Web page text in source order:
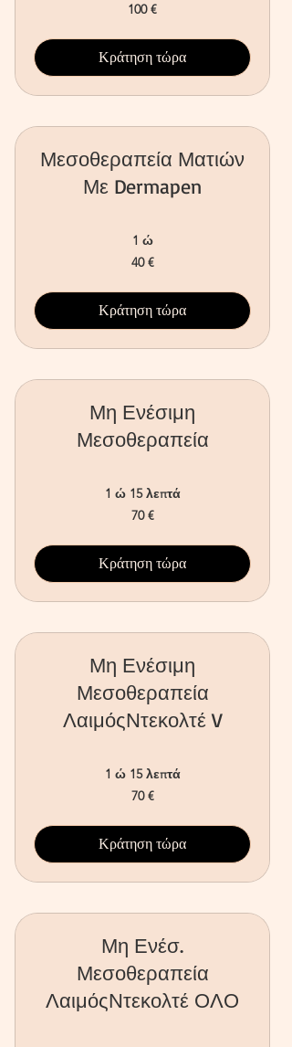
100 €
Κράτηση τώρα
Μεσοθεραπεία Ματιών
Με Dermapen
1 ώ
40 €
Κράτηση τώρα
Μη Ενέσιμη
Μεσοθεραπεία
1 ώ 15 λεπτά
70 €
Κράτηση τώρα
Μη Ενέσιμη
Μεσοθεραπεία
ΛαιμόςΝτεκολτέ V
1 ώ 15 λεπτά
70 €
Κράτηση τώρα
Μη Ενέσ.
Μεσοθεραπεία
ΛαιμόςΝτεκολτέ ΟΛΟ